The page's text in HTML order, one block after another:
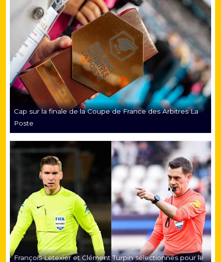
Cap sur la finale de la Coupe de France des Arbitres La
Poste
François Letexier et Clément Turpin sélectionnés pour le